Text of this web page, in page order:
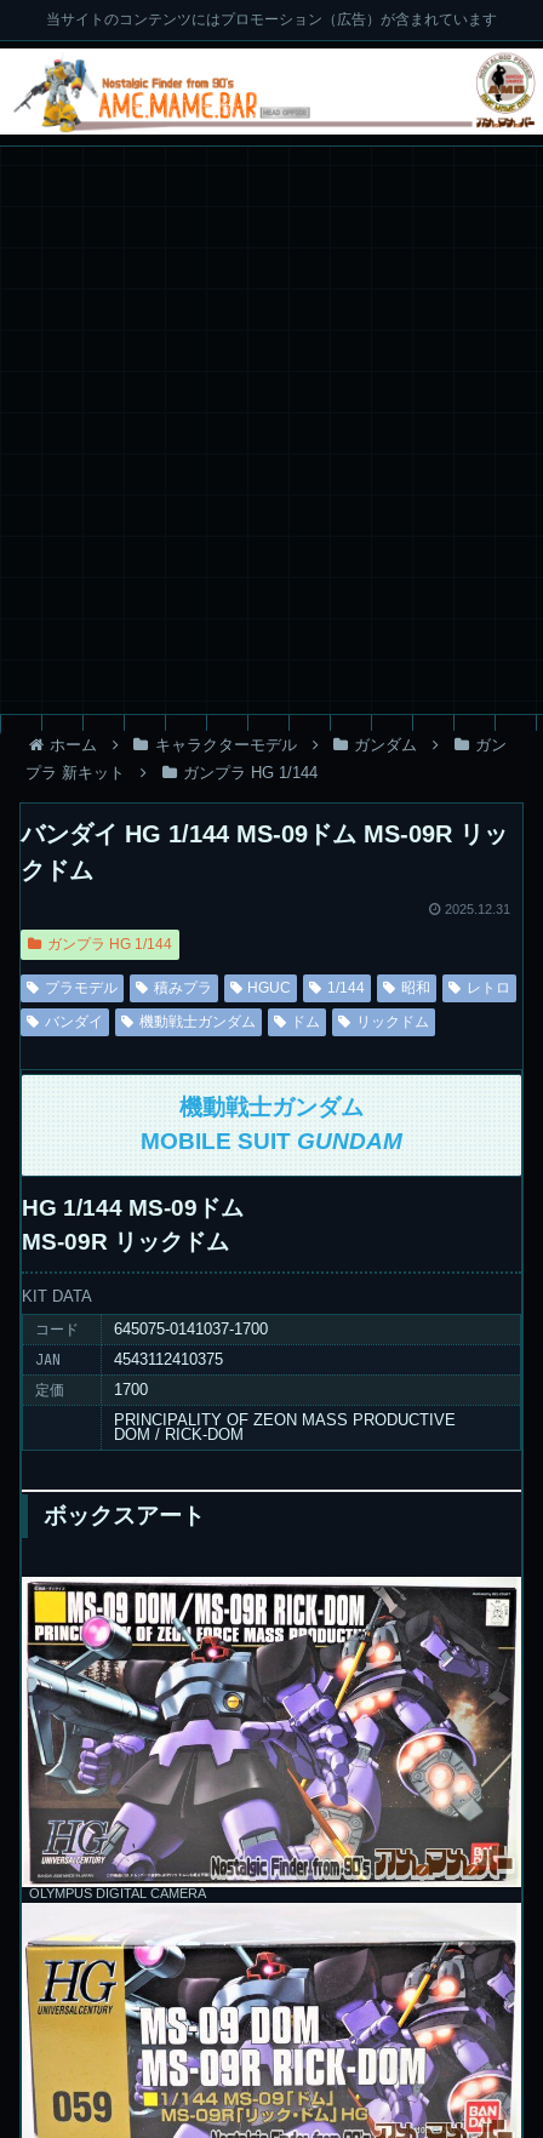
当サイトのコンテンツにはプロモーション（広告）が含まれています
ホーム キャラクターモデル ガンダム
ガン
プラ 新キット
ガンプラ HG 1/144
バンダイ HG 1/144 MS-09ドム MS-09R リッ
クドム
2025.12.31
ガンプラ HG 1/144
プラモデル 積みプラ HGUC 1/144 昭和
レトロ
バンダイ
機動戦士ガンダム ドム リックドム
機動戦士ガンダム
MOBILE SUIT GUNDAM
HG 1/144 MS-09ドム
MS-09R リックドム
KIT DATA
コード 645075-0141037-1700
JAN 4543112410375
定価
1700
PRINCIPALITY OF ZEON MASS PRODUCTIVE
DOM / RICK-DOM
ボックスアート
OLYMPUS DIGITAL CAMERA